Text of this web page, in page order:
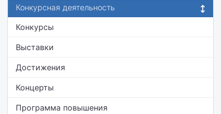
Конкурсная деятельность
Конкурсы
Выставки
Достижения
Концерты
Программа повышения